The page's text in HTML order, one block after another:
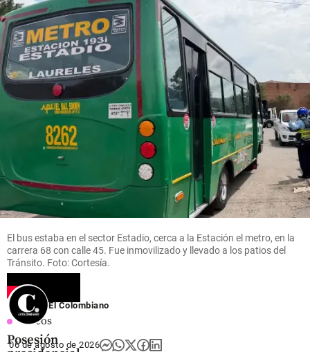
share share
por diez
share
Videos
Posesión
El bus estaba en el sector Estadio, cerca a la Estación el metro, en la
carrera 68 con calle 45. Fue inmovilizado y llevado a los patios del
Tránsito. Foto: Cortesía.
El Colombiano
06 de agosto de 2026